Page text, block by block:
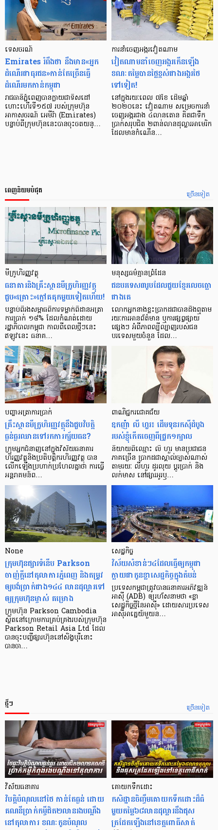
ទេសចរណ៍
Emirates រំពឹងថា នឹងមាន«​អ្នក​
ដំណើរ​ជា​ធុរជន»កាន់​តែ​ច្រើន​​​ធ្វើ​
ដំណើរ​មក​កាន់​​កម្ពុជា​
រាជធានីភ្នំពេញ​បាន​ក្លាយ​ជា​ទិសដៅ​
ហោះហើរ​ទី​១៥៧ របស់​ក្រុមហ៊ុន​
អាកាសចរណ៍ អេមីរ៉ា (Emirates)
បន្ទាប់​ពី​ក្រុមហ៊ុន​នេះ​បានចុះ​ចត​យន្…
ការនាំចេញអង្ករវៀតណាម
វៀតណាមនាំចេញអង្ករកើនឡើង
ខណៈតម្លៃបានថ្លៃខ្ពស់ជាងអង្ករថៃ
ទៅទៀត!
នៅក្នុងរយៈពេល ៧ខែ ដើមឆ្នាំ
២០២០នេះ វៀតណាម សម្រេចការនាំ
ចេញអង្ករជាង ៤លានតោន គិតជាទឹក
ប្រាក់សរុបជិត ២ពាន់លានដុល្លារអាមេរិក
ដែលមានកំណើន…
ច្រើនទៀត
ពេញនិយមបំផុត
មីក្រូ​ហិរញ្ញវត្ថុ
ធនាគារ​និង​គ្រឹះស្ថាន​មីក្រូ​ហិរញ្ញវត្ថុ​
ជួប«គ្រោះ»ក្តៅ​គគុក​មួយ​ទៀត​ហើយ!
បន្ទាប់​ពី​រង​សម្ពាធ​​ពី​ការ​ទម្លាក់​ពិដាន​អត្រា​
ការ​ប្រាក់ ១៨​% ដែល​កំណត់​ដោយ​
រដ្ឋាភិបាល​កម្ពុជា កាល​ពី​ពេល​ថ្មីៗ​នេះ
ឥឡូវ​នេះ ធនាគ…
មនុស្ស​ធម៌​គ្មាន​ព្រំដែន
ជន​បរទេស​៣​រូប​ដែល​ជួយ​ខ្មែរ​លេច​ធ្លោ​
ជាង​គេ
លោកអ្នក​នាង​ខ្លះ​ប្រាកដ​ជា​បាន​​ដឹង​ឮ​តាម​
រយៈ​ការ​អាន​ព័ត៌មាន ឬ​ការ​ផ្សព្វផ្សាយ​
ផ្សេងៗ អំពី​ភាព​ល្បីល្បាញ​របស់​ជន​
បរទេស​មួយ​ចំនួន ដែល…
បញ្ហា​អត្រា​ការប្រាក់
គ្រឹះស្ថាន​មីក្រូ​ហិរញ្ញវត្ថុ​នឹង​ជួប​វិបត្តិ​
ធ្ងន់ធ្ងរ​ឈាន​ទៅ​រក​ការ​ក្ស័យធន?
ក្រុម​អ្នក​ជំនាញ​នៅ​ក្នុង​វិស័យ​ធនាគារ
ហិរញ្ញវត្ថុ​និង​ប្រតិបត្តិករ​ហិរញ្ញ​វត្ថុ បាន​​
លើក​ឡើង​ប្រហាក់​ប្រហែល​គ្នា​ថា ការ​ធ្វើ​
អន្តរាគមន៍​ព…
ពាណិជ្ជករជោគជ័យ
ឧកញ៉ា លី ហួរ៖ ដើមទុនរកស៊ីដំបូង
របស់ខ្ញុំកើតចេញពីជ្រូក១ក្បាល
និយាយ​ពី​ឈ្មោះ លី ហួរ មាន​ប្រជាជន​
ភាគ​ច្រើន ប្រាកដ​ជា​ស្គាល់​ច្បាស់​ណាស់
តាមរយៈ លីហួរ ដូរ​លុយ ប្តូរ​បា្រក់ និង​
លក់​មាស នៅ​ផ្សារ​អូរ​ឫ…
None
ក្រុមហ៊ុនផ្សារទំនើប Parkson
ចាញ់ក្ដីនៅតុលាការភ្នំពេញ និងតម្រូវ
ឲ្យបង់ប្រាក់ជាង១៤៤ លានដុល្លារទៅ
ឲ្យក្រុមហ៊ុនម្ចាស់ គម្រោង
ក្រុមហ៊ុន Parkson Cambodia
ស្ថិតនៅក្រោមការគ្រប់គ្រងរបស់ក្រុមហ៊ុន
Parkson Retail Asia Ltd ដែល
បានចុះបញ្ចីផ្សារហ៊ុននៅសិង្ហបុរីនោះ
បានចា…
សេដ្ឋកិច្ច​
វិស័យ​សំខាន់ៗ​៤​ដែល​ធ្វើ​ឲ្យ​កម្ពុជា​
ក្លាយ​ជា​កូន​ខ្លា​សេដ្ឋកិច្ច​ក្នុង​តំបន់
ប្រទេស​កម្ពុជា​ត្រូវ​បាន​ធនាគារ​អភិវឌ្ឍន៍​
អាស៊ី (ADB) ឲ្យ​រហ័ស​នាមថា «ខ្លា​
សេដ្ឋកិច្ច​ថ្មី​នៃ​អាស៊ី» ដោយសារ​ប្រទេស​
អាស៊ី​អាគ្នេយ៍​មួយ​ន…
ច្រើនទៀត
ថ្មីៗ
វិស័យធនាគារ
វិបត្តិបំណុល​នៅថៃ កាន់តែធ្ងន់ ដោយ
គណនីប្រាក់កម្ចីជិត២លានរងបណ្តឹង
នៅតុលាការ ខណៈកូនបំណុល
គោយកទឹកដោះ
កសិដ្ឋានចិញ្ចឹមគោយកទឹកដោះដ៏ធំ
មួយតម្លៃ៦៨លានដុល្លារនឹងផុស
ត្រដែតឡើងនៅខេត្តពោធិ៍សាត់